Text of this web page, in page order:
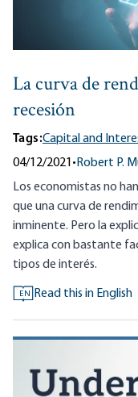
La curva de
recesión
Tags:Capital and
04/12/2021•Robert P.
Los economistas no
que una curva de
inminente. Pero la
explica con bastante
tipos de interés.
EN Read this in English